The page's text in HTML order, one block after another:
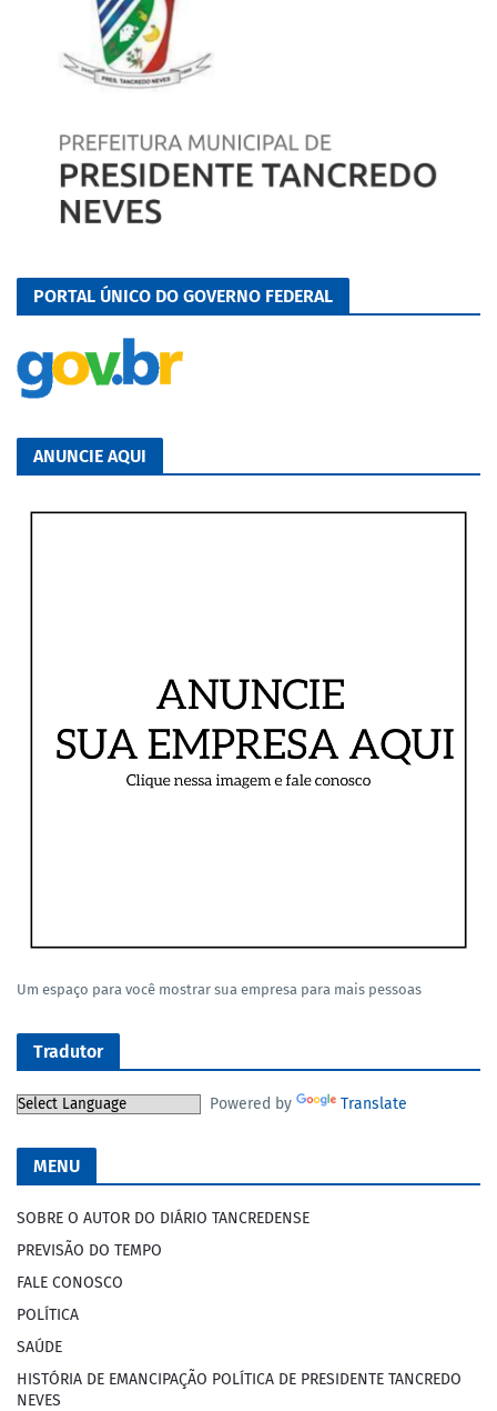
PORTAL ÚNICO DO GOVERNO FEDERAL
ANUNCIE AQUI
Um espaço para você mostrar sua empresa para mais pessoas
Tradutor
Powered by Translate
MENU
SOBRE O AUTOR DO DIÁRIO TANCREDENSE
PREVISÃO DO TEMPO
FALE CONOSCO
POLÍTICA
SAÚDE
HISTÓRIA DE EMANCIPAÇÃO POLÍTICA DE PRESIDENTE TANCREDO
NEVES